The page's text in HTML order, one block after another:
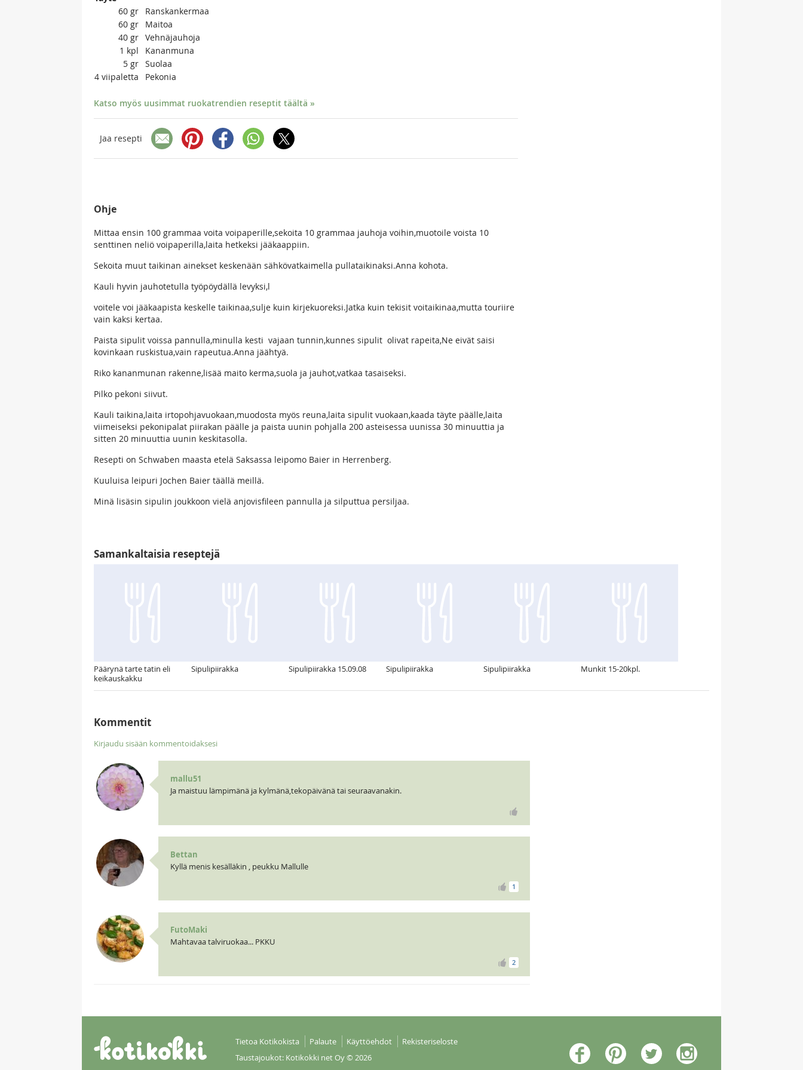
60 gr
Ranskankermaa
60 gr
Maitoa
40 gr Vehnäjauhoja
1 kpl
Kananmuna
5 gr Suolaa
4 viipaletta Pekonia
Katso myös uusimmat ruokatrendien reseptit täältä »
Jaa resepti
Ohje
Mittaa ensin 100 grammaa voita voipaperille,sekoita 10 grammaa jauhoja voihin,muotoile voista 10
senttinen neliö voipaperilla,laita hetkeksi jääkaappiin.
Sekoita muut taikinan ainekset keskenään sähkövatkaimella pullataikinaksi.Anna kohota.
Kauli hyvin jauhotetulla työpöydällä levyksi,l
voitele voi jääkaapista keskelle taikinaa,sulje kuin kirjekuoreksi.Jatka kuin tekisit voitaikinaa,mutta touriire
vain kaksi kertaa.
Paista sipulit voissa pannulla,minulla kesti vajaan tunnin,kunnes sipulit olivat rapeita,Ne eivät saisi
kovinkaan ruskistua,vain rapeutua.Anna jäähtyä.
Riko kananmunan rakenne,lisää maito kerma,suola ja jauhot,vatkaa tasaiseksi.
Pilko pekoni siivut.
Kauli taikina,laita irtopohjavuokaan,muodosta myös reuna,laita sipulit vuokaan,kaada täyte päälle,laita
viimeiseksi pekonipalat piirakan päälle ja paista uunin pohjalla 200 asteisessa uunissa 30 minuuttia ja
sitten 20 minuuttia uunin keskitasolla.
Resepti on Schwaben maasta etelä Saksassa leipomo Baier in Herrenberg.
Kuuluisa leipuri Jochen Baier täällä meillä.
Minä lisäsin sipulin joukkoon vielä anjovisfileen pannulla ja silputtua persiljaa.
Samankaltaisia reseptejä
Päärynä tarte tatin eli
keikauskakku
Sipulipiirakka Sipulipiirakka 15.09.08 Sipulipiirakka Sipulipiirakka Munkit 15-20kpl.
Kommentit
Kirjaudu sisään kommentoidaksesi
mallu51
Ja maistuu lämpimänä ja kylmänä,tekopäivänä tai seuraavanakin.
Bettan
Kyllä menis kesälläkin , peukku Mallulle
1
FutoMaki
Mahtavaa talviruokaa... PKKU
2
Tietoa Kotikokista Palaute Käyttöehdot
Rekisteriseloste
Taustajoukot: Kotikokki net Oy© 2026